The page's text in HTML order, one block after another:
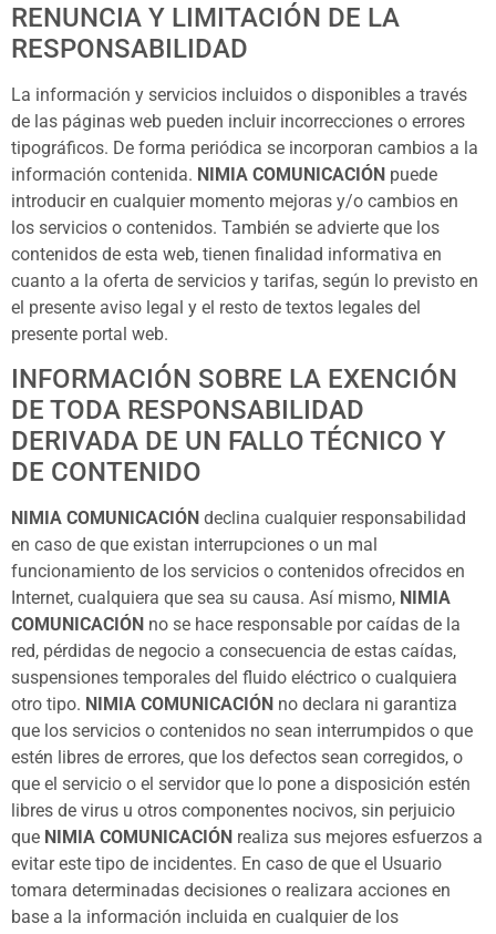
RENUNCIA Y LIMITACIÓN DE LA
RESPONSABILIDAD
La información y servicios incluidos o disponibles a través
de las páginas web pueden incluir incorrecciones o errores
tipográficos. De forma periódica se incorporan cambios a la
información contenida. NIMIA COMUNICACIÓN puede
introducir en cualquier momento mejoras y/o cambios en
los servicios o contenidos. También se advierte que los
contenidos de esta web, tienen finalidad informativa en
cuanto a la oferta de servicios y tarifas, según lo previsto en
el presente aviso legal y el resto de textos legales del
presente portal web.
INFORMACIÓN SOBRE LA EXENCIÓN
DE TODA RESPONSABILIDAD
DERIVADA DE UN FALLO TÉCNICO Y
DE CONTENIDO
NIMIA COMUNICACIÓN declina cualquier responsabilidad
en caso de que existan interrupciones o un mal
funcionamiento de los servicios o contenidos ofrecidos en
Internet, cualquiera que sea su causa. Así mismo, NIMIA
COMUNICACIÓN no se hace responsable por caídas de la
red, pérdidas de negocio a consecuencia de estas caídas,
suspensiones temporales del fluido eléctrico o cualquiera
otro tipo. NIMIA COMUNICACIÓN no declara ni garantiza
que los servicios o contenidos no sean interrumpidos o que
estén libres de errores, que los defectos sean corregidos, o
que el servicio o el servidor que lo pone a disposición estén
libres de virus u otros componentes nocivos, sin perjuicio
que NIMIA COMUNICACIÓN realiza sus mejores esfuerzos a
evitar este tipo de incidentes. En caso de que el Usuario
tomara determinadas decisiones o realizara acciones en
base a la información incluida en cualquier de los